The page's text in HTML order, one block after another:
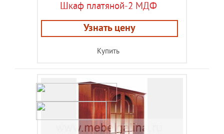
Шкаф платяной-2 МДФ
Узнать цену
Купить